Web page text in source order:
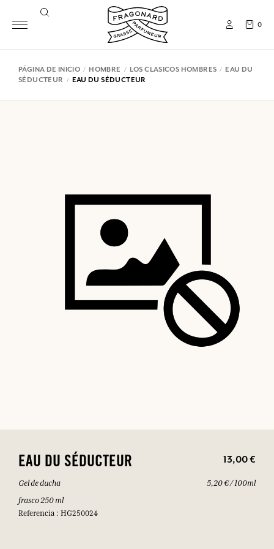
0
PÁGINA DE INICIO HOMBRE LOS CLASICOS HOMBRES
EAU DU
SÉDUCTEUR
EAU DU SÉDUCTEUR
EAU DU SÉDUCTEUR 13,00 €
Gel de ducha
frasco 250 ml
Referencia : HG250024
5,20 € / 100ml